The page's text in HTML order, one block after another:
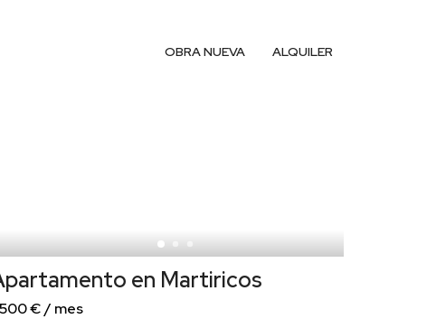
ALQUILER
OBRA NUEVA
en Martiricos
€ / mes